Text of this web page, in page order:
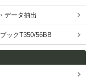
データ抽出
ックT350/56BB